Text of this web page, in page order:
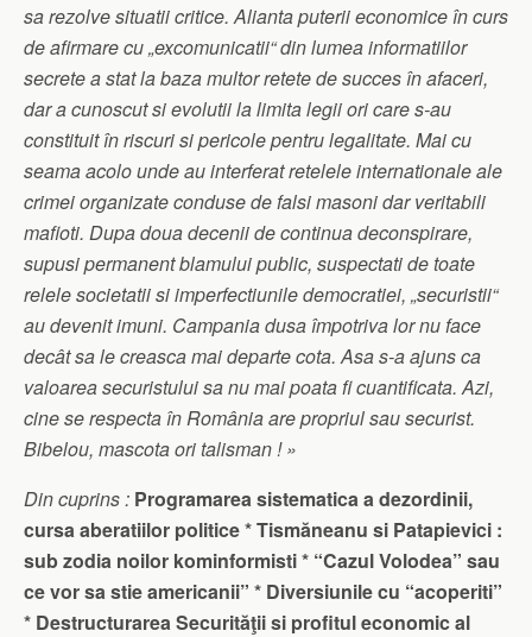
sa rezolve situatii critice. Alianta puterii economice în curs
de afirmare cu „excomunicatii“ din lumea informatiilor
secrete a stat la baza multor retete de succes în afaceri,
dar a cunoscut si evolutii la limita legii ori care s-au
constituit în riscuri si pericole pentru legalitate. Mai cu
seama acolo unde au interferat retelele internationale ale
crimei organizate conduse de falsi masoni dar veritabili
mafioti. Dupa doua decenii de continua deconspirare,
supusi permanent blamului public, suspectati de toate
relele societatii si imperfectiunile democratiei, „securistii“
au devenit imuni. Campania dusa împotriva lor nu face
decât sa le creascamai departe cota. Asa s-a ajuns ca
valoarea securistului sa nu mai poataficuantificata. Azi,
cine se respecta în România are propriul sau securist.
Bibelou, mascota ori talisman ! »
Din cuprins : Programarea sistematica a dezordinii,
cursa aberatiilor politice *Tismăneanu si Patapievici :
sub zodia noilor kominformisti* “Cazul Volodea” sau
ce vor sa stie americanii” * Diversiunile cu “acoperiti”
* Destructurarea Securităţii si profitul economic al